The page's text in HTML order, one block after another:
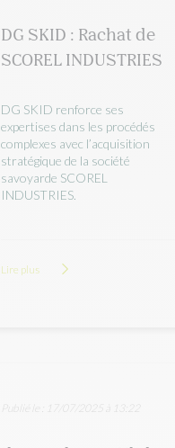
DG SKID : Rachat de
SCOREL INDUSTRIES
DG SKID renforce ses
expertises dans les procédés
complexes avec l’acquisition
stratégique de la société
savoyarde SCOREL
INDUSTRIES.
Lire plus